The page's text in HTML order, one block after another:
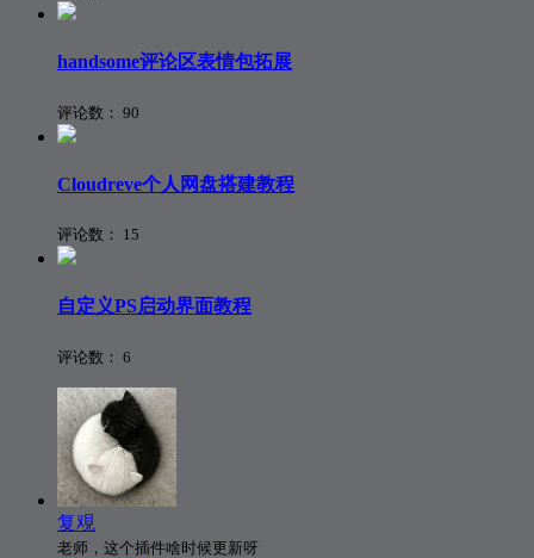
handsome评论区表情包拓展
评论数： 90
Cloudreve个人网盘搭建教程
评论数： 15
自定义PS启动界面教程
评论数： 6
复覌
老师，这个插件啥时候更新呀